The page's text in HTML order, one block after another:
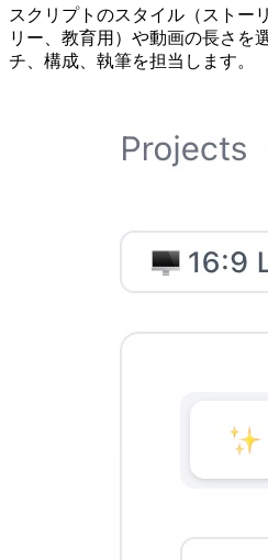
スクリプトのスタイル（ストー
リー、教育用）や動画の長さを
チ、構成、執筆を担当します。